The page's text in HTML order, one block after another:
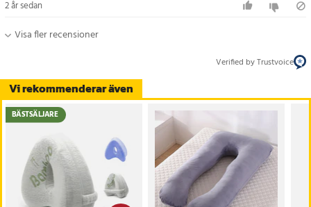
Vi rekommenderar även
BÄSTSÄLJARE
2 år sedan
Visa fler recensioner
Verified by Trustvoice